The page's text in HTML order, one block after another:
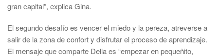
gran capital”, explica Gina.
El segundo desafío es vencer el miedo y la pereza, atreverse a
salir de la zona de confort y disfrutar el proceso de aprendizaje.
El mensaje que comparte Delia es “empezar en pequeñito,